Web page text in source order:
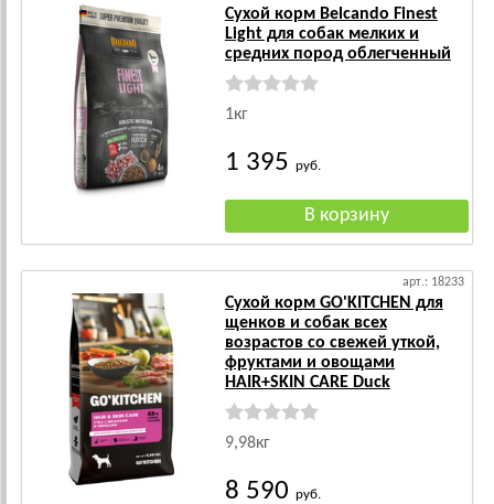
Сухой корм Belcando Finest
Light для собак мелких и
средних пород облегченный
1кг
1 395 руб.
арт.: 18233
Сухой корм GO'KITCHEN для
щенков и собак всех
возрастов со свежей уткой,
фруктами и овощами
HAIR+SKIN CARE Duck
9,98кг
8 590 руб.